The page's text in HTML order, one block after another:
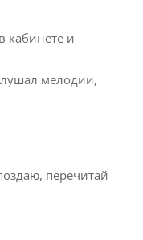
кабинете и
мелодии,
перечитай